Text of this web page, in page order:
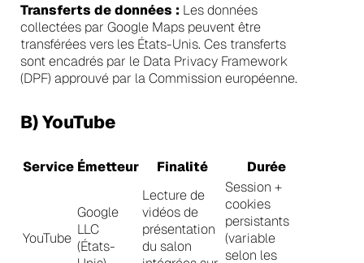
Transferts de données : Les données
collectées par Google Maps peuvent être
transférées vers les États-Unis. Ces transferts
sont encadrés par le Data Privacy Framework
(DPF) approuvé par la Commission européenne.
B) YouTube
Service Émetteur Finalité Durée
YouTube
Google
LLC
(États-
Lecture de
vidéos de
présentation
du salon
Session +
cookies
persistants
(variable
selon les